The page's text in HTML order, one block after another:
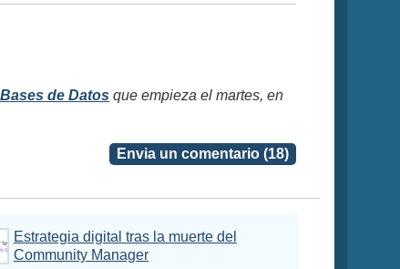
de Datos que empieza el martes, en
Envia un comentario (18)
Estrategia digital tras la muerte del
Community Manager